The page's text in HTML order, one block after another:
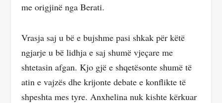
me origjinë nga Berati.
Vrasja saj u bë e bujshme pasi shkak për këtë
ngjarje u bë lidhja e saj shumë vjeçare me
shtetasin afgan. Kjo gjë e shqetësonte shumë të
atin e vajzës dhe krijonte debate e konflikte të
shpeshta mes tyre. Anxhelina nuk kishte kërkuar